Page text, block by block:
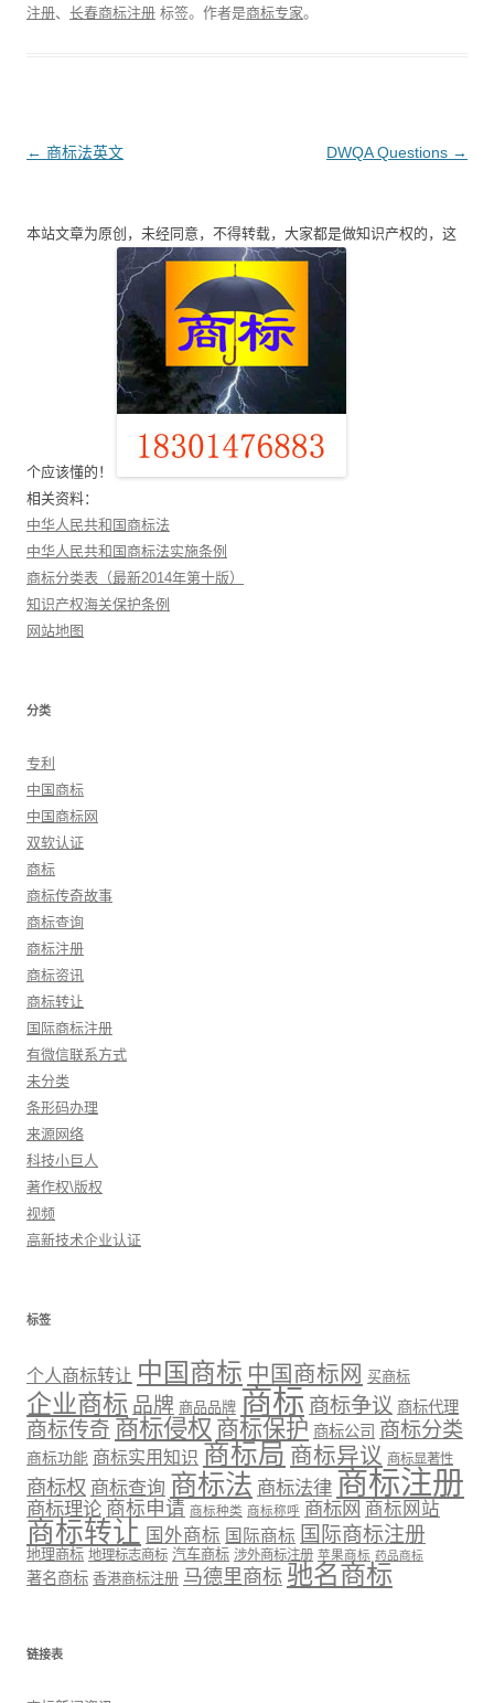
注册、 长春商标注册 标签。 作者是商标专家。
文
航
← 商标法英文 DWQA Questions →
本站文章为原创，未经同意，不得转载，大家都是做知识产权的，这
个应该懂的！
相关资料：
中华人民共和国商标法
中华人民共和国商标法实施条例
商标分类表（最新2014年第十版）
知识产权海关保护条例
网站地图
分类
专利
中国商标
中国商标网
双软认证
商标
商标传奇故事
商标查询
商标注册
商标资讯
商标转让
国际商标注册
有微信联系方式
未分类
条形码办理
来源网络
科技小巨人
著作权\版权
视频
高新技术企业认证
标签
个人商标转让 中国商标 中国商标网 买商标
企业商标 品牌 商品品牌 商标 商标争议 商标代理
商标传奇 商标侵权 商标保护 商标公司 商标分类
商标功能 商标实用知识 商标局 商标异议 商标显著性
商标权 商标查询 商标法 商标法律 商标注册
商标理论 商标申请 商标种类 商标称呼 商标网 商标网站
商标转让 国外商标 国际商标 国际商标注册
地理商标 地理标志商标 汽车商标 涉外商标注册 苹果商标 药品商标
著名商标 香港商标注册 马德里商标 驰名商标
链接表